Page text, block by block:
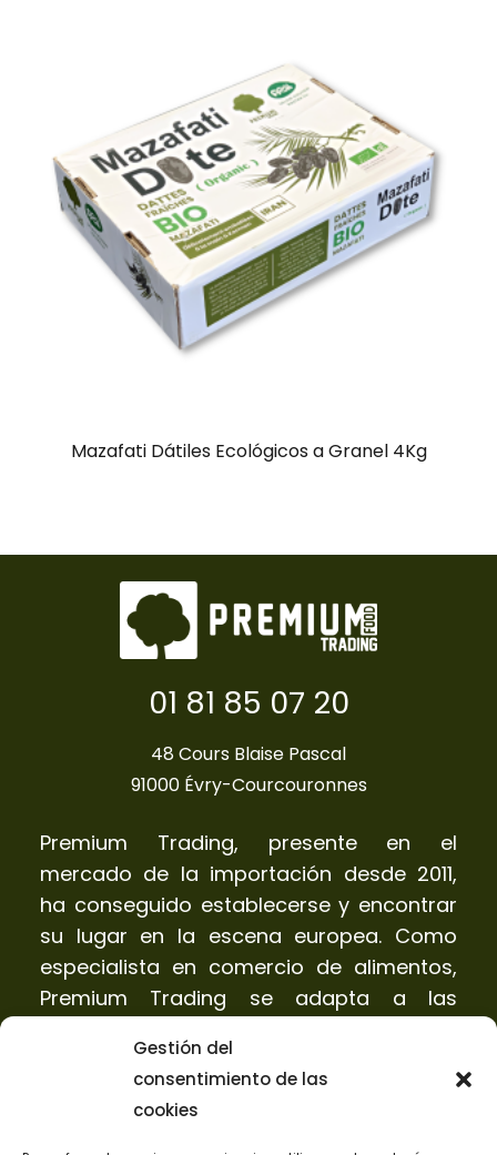
Gestión del
consentimiento de las
cookies
Mazafati Dátiles Ecológicos a Granel 4Kg
01 81 85 07 20
48 Cours Blaise Pascal
91000 Évry-Courcouronnes
Premium Trading, presente en el
mercado de la importación desde 2011,
ha conseguido establecerse y encontrar
su lugar en la escena europea. Como
especialista en comercio de alimentos,
Premium Trading se adapta a las
satisfacer las expectativas de sus
clientes de la mejor manera posible.
¿Quiénes Somos?